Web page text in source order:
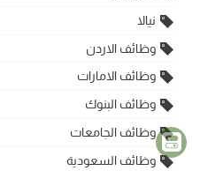
نيالا
وظائف الاردن
وظائف الامارات
وظائف البنوك
وظائف الجامعات
وظائف السعودية